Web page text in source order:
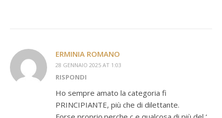
ERMINIA ROMANO
28 GENNAIO 2025 AT 1:03
RISPONDI
Ho sempre amato la categoria fi
PRINCIPIANTE, più che di dilettante.